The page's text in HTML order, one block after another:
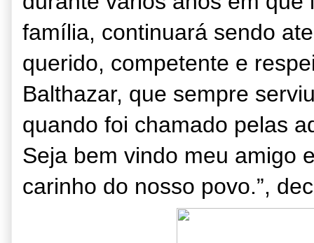
família, continuará sendo
querido, competente e
Balthazar, que sempre
quando foi chamado pelas
Seja bem vindo meu amigo
carinho do nosso povo.”,